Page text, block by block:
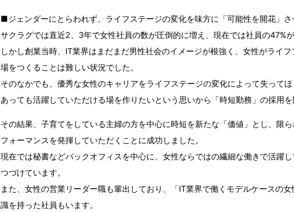
■ジェンダーにとらわれず、ライフステージの変化を味方に「可能性を開花」さ
サクラグでは直近2、3年で女性社員の数が圧倒的に増え、現在では社員の47%が
しかし創業当時、IT業界はまだまだ男性社会のイメージが根強く、女性がライ
場をつくることは難しい状況でした。
そのなかでも、優秀な女性のキャリアをライフステージの変化によって失って
あっても活躍していただける場を作りたいという思いから「時短勤務」の採用を
その結果、子育てをしている主婦の方を中心に時短を新たな「価値」とし、限
フォーマンスを発揮していただくことに成功しました。
現在では秘書などバックオフィスを中心に、女性ならではの繊細な働きで活躍
つづけています。
また、女性の営業リーダー職も輩出しており、「IT業界で働くモデルケースの
識を持った社員もいます。